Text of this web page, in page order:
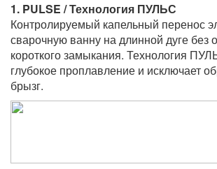
1. PULSE / Технология ПУЛЬС
Контролируемый капельный перенос
сварочную ванну на длинной дуге без
короткого замыкания. Технология
глубокое проплавление и исключает
брызг.